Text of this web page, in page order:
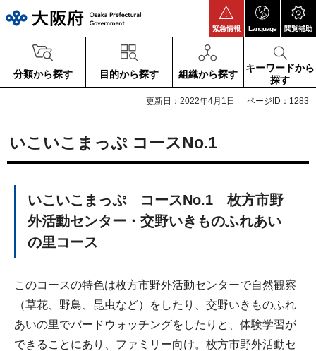
緊急情報 Language 閲覧補助
分類から探す 目的から探す 組織から探す
キーワードから
探す
更新日：2022年4月1日 ページID：1283
いこいこまっぷ コースNo.1
いこいこまっぷ コースNo.1 枚方市野
外活動センター・交野いきものふれあい
の里コース
このコースの特色は枚方市野外活動センターで自然観察
（草花、野鳥、昆虫など）をしたり、交野いきものふれ
あいの里でバードウォッチングをしたりと、体験学習が
できることにあり、ファミリー向け。枚方市野外活動セ